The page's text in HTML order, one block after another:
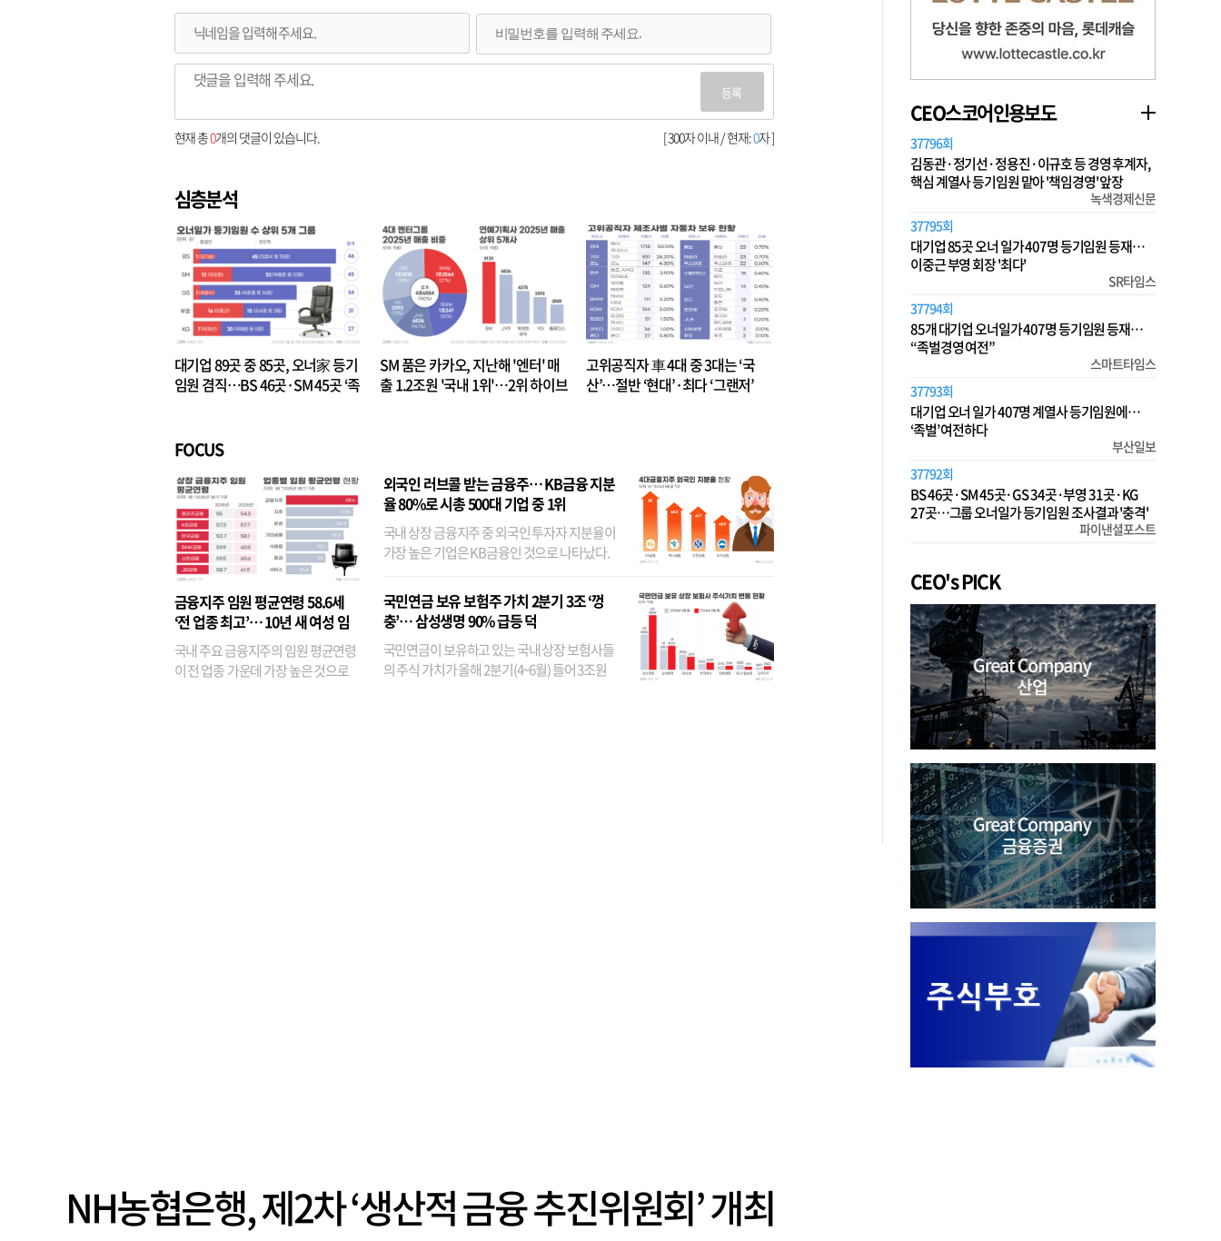
등록
[ 300자 이내 / 현재:0자 ]
현재 총0개의 댓글이 있습니다.
심층분석
대기업 89곳 중 85곳, 오너家 등기
임원 겸직…BS 46곳·SM 45곳 ‘족
SM 품은 카카오, 지난해 '엔터' 매
출 1.2조원 '국내 1위'…2위 하이브
고위공직자 車 4대 중 3대는 ‘국
산’…절반 ‘현대’·최다 ‘그랜저’
FOCUS
금융지주 임원 평균연령 58.6세
‘전 업종 최고’… 10년 새 여성 임
원은 14배 껑충
국내 주요 금융지주의 임원 평균연령
이 전 업종 가운데 가장 높은 것으로
외국인 러브콜 받는 금융주… KB금융 지분
율 80%로 시총 500대 기업 중 1위
국내 상장 금융지주 중 외국인 투자자 지분율이
가장 높은 기업은 KB금융인 것으로 나타났다.
융이었다. 특히 KB금융은 지난달 말 기준 해외
기관투자자 지분율이...
국민연금 보유 보험주 가치 2분기 3조 ‘껑
충’… 삼성생명 90% 급등 덕
국민연금이 보유하고 있는 국내 상장 보험사들
의 주식 가치가 올해 2분기(4~6월) 들어 3조원
CEO스코어인용보도
37796회
김동관·정기선·정용진·이규호 등 경영 후계자,
핵심 계열사 등기임원 맡아 '책임경영' 앞장
녹색경제신문
37795회
대기업 85곳 오너 일가 407명 등기임원 등재…
이중근 부영 회장 '최다'
SR타임스
37794회
85개 대기업 오너일가 407명 등기임원 등재…
“족벌경영 여전”
스마트타임스
37793회
대기업 오너 일가 407명 계열사 등기임원에…
‘족벌’ 여전하다
부산일보
37792회
BS 46곳·SM 45곳·GS 34곳·부영 31곳·KG
27곳…그룹 오너일가 등기임원 조사결과 '충격'
파이낸셜포스트
CEO's PICK
NH농협은행, 제2차 ‘생산적 금융 추진위원회’ 개최